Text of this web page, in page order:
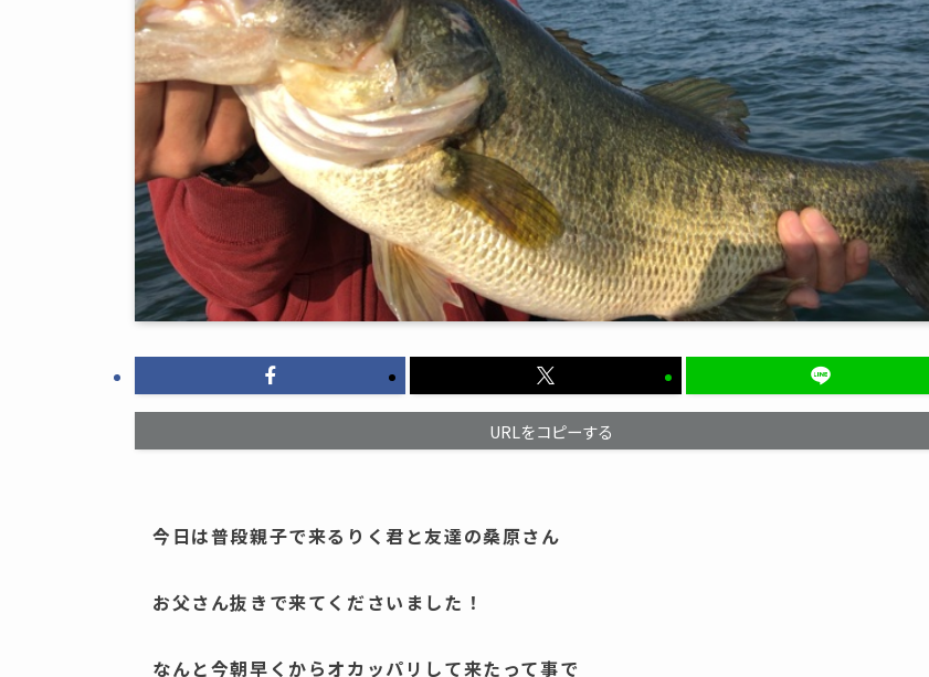
URLをコピーする
今日は普段親子で来るりく君と友達の桑原さん
お父さん抜きで来てくださいました！
なんと今朝早くからオカッパリして来たって事で